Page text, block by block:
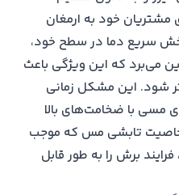
مشتریان خود به ارمغان
سریع دما در سطح خود،
می‌برد که این ویژگی باعث
شود. این مشکل زمانی
مسی با ضخامت‌های بالا
خاصیت تابشی مس که موجب
برش را به طور قابل